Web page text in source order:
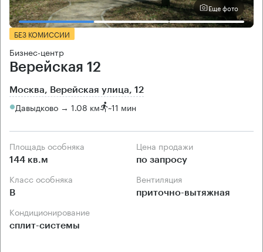
Еще фото
БЕЗ КОМИССИИ
Бизнес-центр
Верейская 12
Москва, Верейская улица, 12
Давыдково → 1.08 км ~11 мин
Площадь особняка
144 кв.м
Цена продажи
по запросу
Класс особняка
B
Вентиляция
приточно-вытяжная
Кондиционирование
сплит-системы